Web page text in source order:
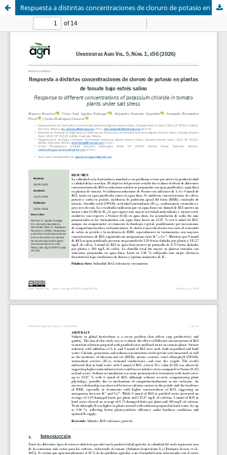
Respuesta a distintas concentraciones de cloruro de potasio en plantas de tomate bajo estrés salino